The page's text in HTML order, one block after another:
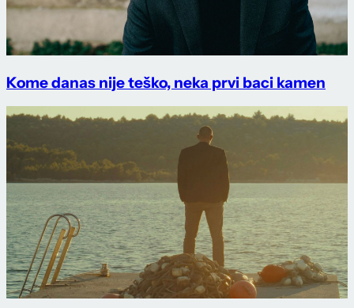
Kome danas nije teško, neka prvi baci kamen